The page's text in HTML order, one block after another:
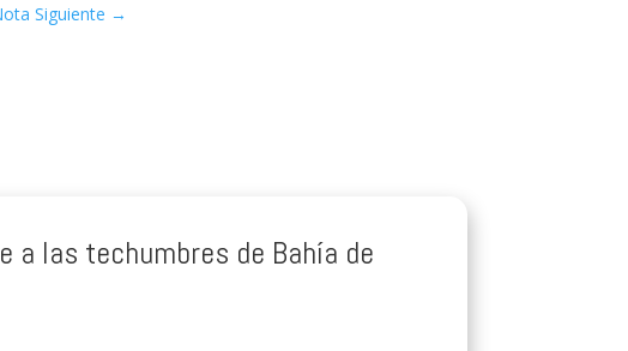
Siguiente →
a las techumbres de Bahía de